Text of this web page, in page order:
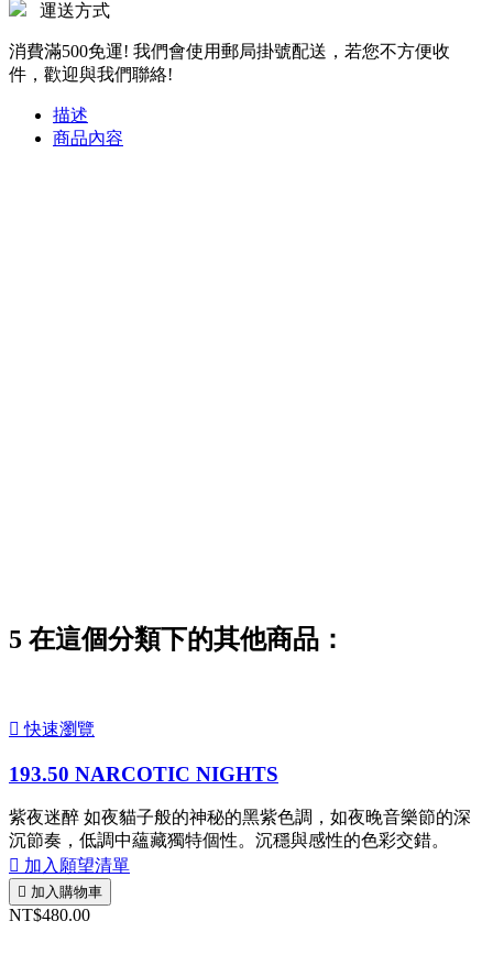
運送方式
消費滿500免運! 我們會使用郵局掛號配送，若您不方便收
件，歡迎與我們聯絡!
描述
商品內容
5 在這個分類下的其他商品：
 快速瀏覽
193.50 NARCOTIC NIGHTS
紫夜迷醉 如夜貓子般的神秘的黑紫色調，如夜晚音樂節的深
沉節奏，低調中蘊藏獨特個性。沉穩與感性的色彩交錯。
 加入願望清單
 加入購物車
NT$480.00